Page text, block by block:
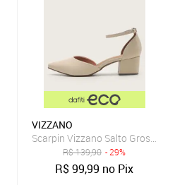
VIZZANO
Scarpin Vizzano Salto Grosso
R$139,90 - 29%
R$99,99 no Pix